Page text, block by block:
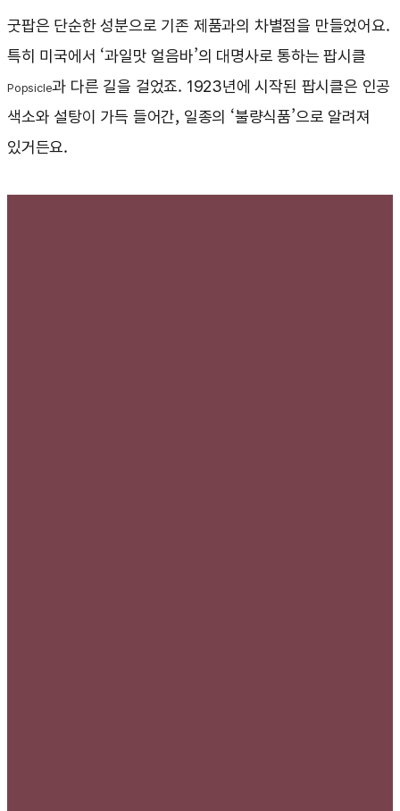
굿팝은 단순한 성분으로 기존 제품과의 차별점을 만들었어요.
특히 미국에서 ‘과일맛 얼음바’의 대명사로 통하는 팝시클
Popsicle과 다른 길을 걸었죠. 1923년에 시작된 팝시클은 인공
색소와 설탕이 가득 들어간, 일종의 ‘불량식품’으로 알려져
있거든요.